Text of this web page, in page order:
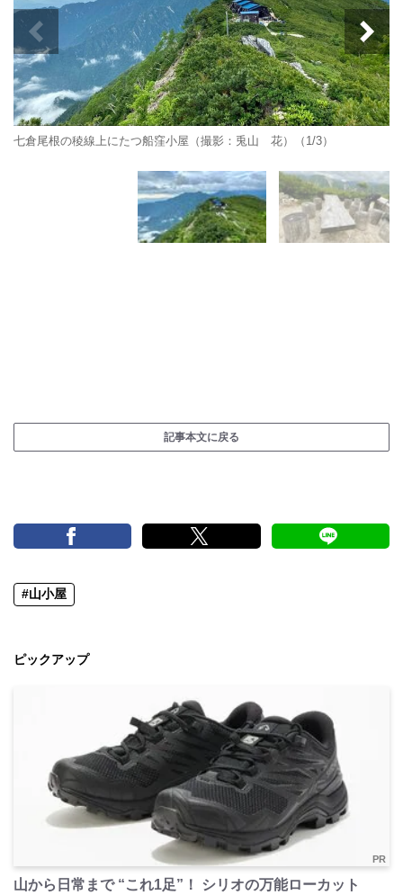
七倉尾根の稜線上にたつ船窪小屋（撮影：兎山 花）（1/3）
記事本文に戻る
#山小屋
ピックアップ
PR
山から日常まで “これ1足”！ シリオの万能ローカット